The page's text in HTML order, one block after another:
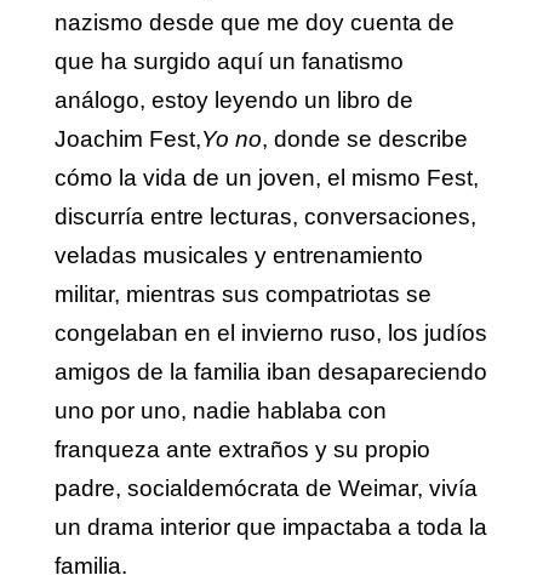
nazismo desde que me doy cuenta de
que ha surgido aquí un fanatismo
análogo, estoy leyendo un libro de
Joachim Fest,Yo no, donde se describe
cómo la vida de un joven, el mismo Fest,
discurría entre lecturas, conversaciones,
veladas musicales y entrenamiento
militar, mientras sus compatriotas se
congelaban en el invierno ruso, los judíos
amigos de la familia iban desapareciendo
uno por uno, nadie hablaba con
franqueza ante extraños y su propio
padre, socialdemócrata de Weimar, vivía
un drama interior que impactaba a toda la
familia.